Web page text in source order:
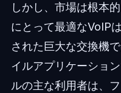
しかし、市場は根本
にとって最適なVoIP
された巨大な交換機
イルアプリケーショ
ルの主な利用者は、